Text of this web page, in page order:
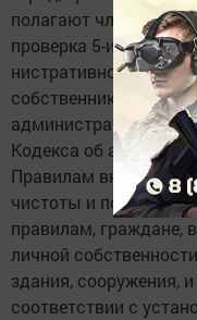
полагают члены
проверка 5-и
нистративной
соб­ственника был
административном
Кодекса об
Пра­вилам внешнего
чистоты и порядка в
правилам, граждане,
личной
здания, сооружения,
соответствии с